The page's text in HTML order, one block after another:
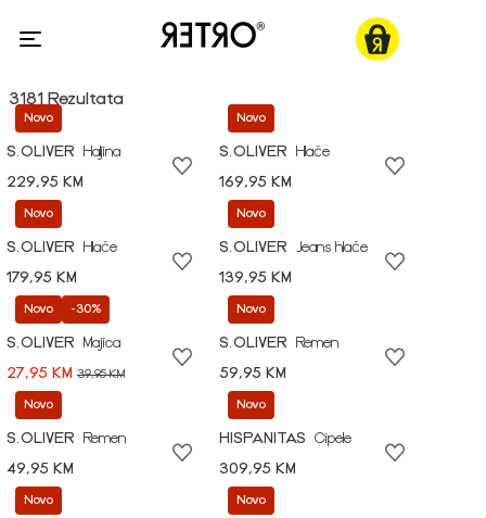
3181 Rezultata
Novo
S.OLIVER
Haljina
229,95 KM
Novo
S.OLIVER
Hlače
169,95 KM
Novo
S.OLIVER
Hlače
179,95 KM
Novo
S.OLIVER
Jeans hlače
139,95 KM
Novo -30%
S.OLIVER
Majica
27,95 KM 39,95 KM
Novo
S.OLIVER
Remen
59,95 KM
Novo
S.OLIVER
Remen
49,95 KM
Novo
HISPANITAS
Cipele
309,95 KM
Novo Novo